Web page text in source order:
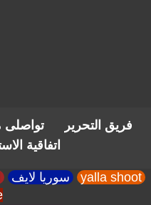
فريق التحرير تواصلى
اتفاقية
yalla shoot سوريا لايف